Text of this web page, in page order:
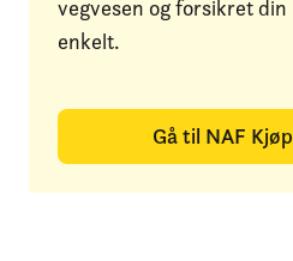
vegvesen og forsikret din
enkelt.
Gå til NAF